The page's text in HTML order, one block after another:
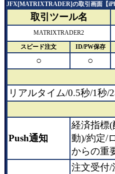
JFX[MATRIXTRADER]の取引画面【
取引ツール名
MATRIXTRADER2
スピード注文
ID/PW保存
○ ○
リアルタイム/0.5秒/1秒
Push通知
経済指標
動)/約定/
からの重
注文受付/